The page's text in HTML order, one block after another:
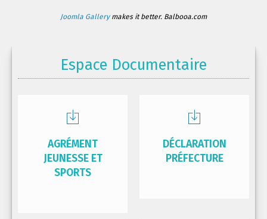
Joomla Gallerymakes it better. Balbooa.com
Espace Documentaire
AGRÉMENT
JEUNESSE ET
SPORTS
DÉCLARATION
PRÉFECTURE